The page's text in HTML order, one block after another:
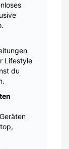
Lifestyle
du